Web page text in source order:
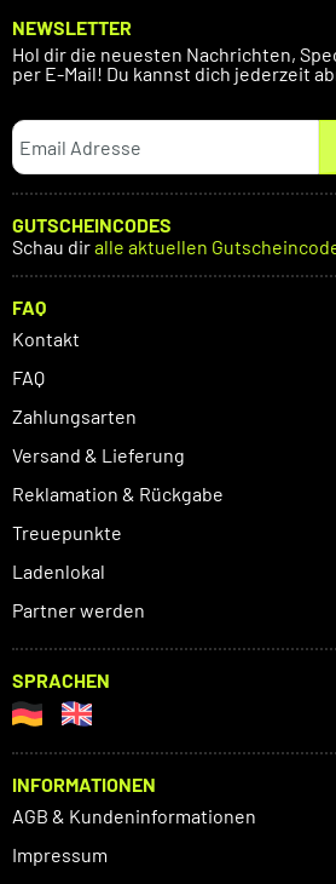
NEWSLETTER
Hol dir die neuesten Nachrichten,
per E-Mail! Du kannst dich jederzeit
GUTSCHEINCODES
Schau diralle aktuellen
FAQ
Kontakt
FAQ
Zahlungsarten
Versand & Lieferung
Reklamation & Rückgabe
Treuepunkte
Ladenlokal
Partner werden
SPRACHEN
INFORMATIONEN
AGB & Kundeninformationen
Impressum